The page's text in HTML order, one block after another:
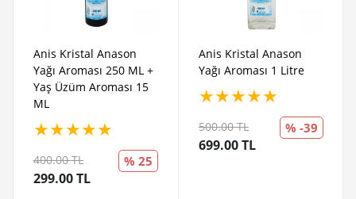
Anis Kristal Anason
Yağı Aroması 250 ML +
Yaş Üzüm Aroması 15
ML
★★★★★
400.00 TL
299.00 TL
% 25
Anis Kristal Anason
Yağı Aroması 1 Litre
★★★★★
500.00 TL
699.00 TL
% -39